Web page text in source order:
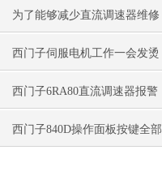
维修控制柜坏
为了能够减少直流调速器维修
次数,我们一定要定期保养
西门子伺服电机工作一会发烫
修理
西门子6RA80直流调速器报警
代码F60031/F60035咨询
西门子840D操作面板按键全部